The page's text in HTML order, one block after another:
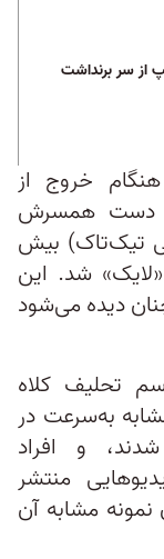
از سر برنداشت
خروج از
دست همسرش
تیک‌تاک) بیش
«لایک» شد. این
دیده می‌شود
در مراسم تحلیف کلاه
به‌سرعت در
و افراد
منتشر
مشابه آن